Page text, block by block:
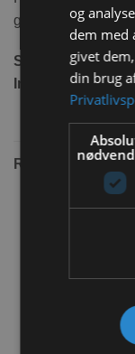
gnavelegetøj til
Størrelse:3,5×13
Indhold: 2 stk
RELATEREDE
Pawise Frugt og
og
dem med
givet
din brug